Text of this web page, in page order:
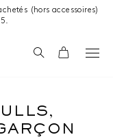
(hors accessoires)
Recherche
Panier